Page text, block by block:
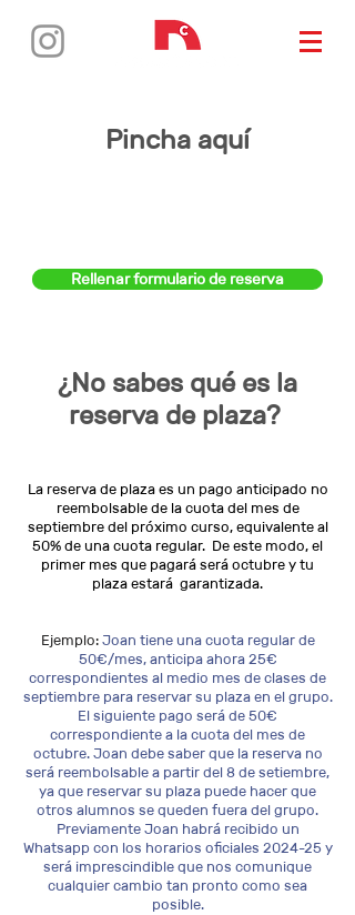
Pincha aquí
Rellenar formulario de reserva
¿No sabes qué es la
reserva de plaza?
La reserva de plaza es un pago anticipado no
reembolsable de la cuota del mes de
septiembre del próximo curso, equivalente al
50% de una cuota regular. De este modo, el
primer mes que pagará será octubre y tu
plaza estará garantizada.
Ejemplo:Joan tiene una cuota regular de
50€/mes, anticipa ahora 25€
correspondientes al medio mes de clases de
septiembre para reservar su plaza en el grupo.
El siguiente pago será de 50€
correspondiente a la cuota del mes de
octubre. Joan debe saber que la reserva no
será reembolsable a partir del 8 de setiembre,
ya que reservar su plaza puede hacer que
otros alumnos se queden fuera del grupo.
Previamente Joan habrá recibido un
Whatsapp con los horarios oficiales 2024-25 y
será imprescindible que nos comunique
cualquier cambio tan pronto como sea
posible.